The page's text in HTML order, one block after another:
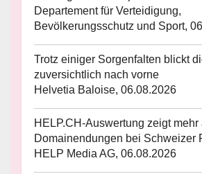
Departement für Verteidigung,
Bevölkerungsschutz und Sport,
Trotz einiger Sorgenfalten blickt
zuversichtlich nach vorne
Helvetia Baloise, 06.08.2026
HELP.CH-Auswertung zeigt mehr
Domainendungen bei Schweizer
HELP Media AG, 06.08.2026